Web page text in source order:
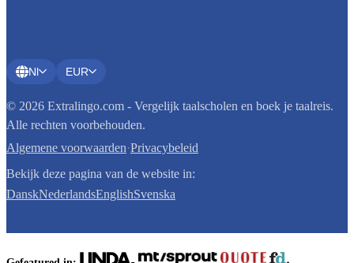
Nl EUR
© 2026 Extralingo.com - Vergelijk taalscholen en boek je taalreis.
Alle rechten voorbehouden.
Algemene voorwaarden·Privacybeleid
Bekijk deze pagina van de website in:
DanskNederlandsEnglishSvenska